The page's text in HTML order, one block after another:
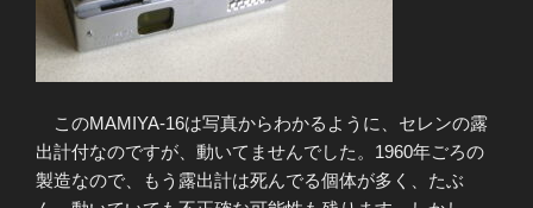
このMAMIYA-16は写真からわかるように、セレンの露
出計付なのですが、動いてませんでした。1960年ごろの
製造なので、もう露出計は死んでる個体が多く、たぶ